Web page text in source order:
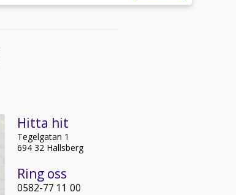
Hitta hit
Tegelgatan 1
694 32 Hallsberg
Ring oss
0582-77 11 00